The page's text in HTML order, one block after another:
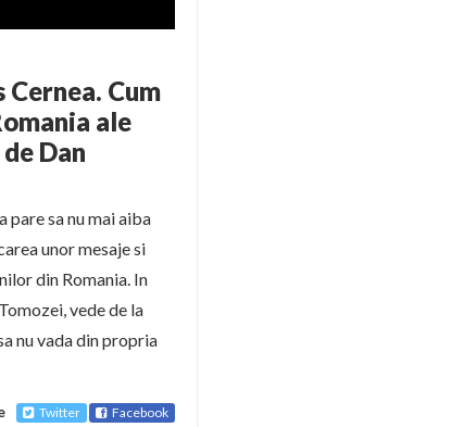
Cernea. Cum
ale
Dan
pare sa nu mai aiba
unor mesaje si
din Romania. In
vede de la
nu vada din propria
Twitter Facebook